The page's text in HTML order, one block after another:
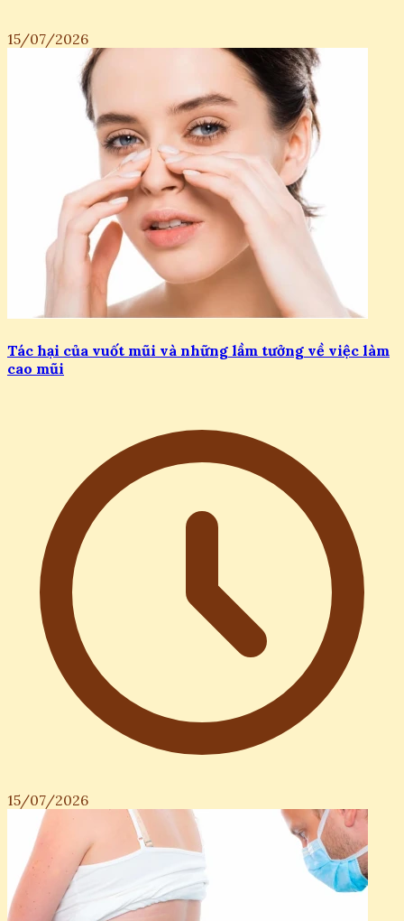
15/07/2026
Tác hại của vuốt mũi và những lầm tưởng về việc làm
cao mũi
15/07/2026